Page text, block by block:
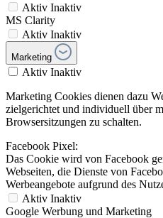
Aktiv Inaktiv
MS Clarity
Aktiv Inaktiv
Marketing
Aktiv Inaktiv
Marketing Cookies dienen dazu
zielgerichtet und individuell über
Browsersitzungen zu schalten.
Facebook Pixel:
Das Cookie wird von Facebook
Webseiten, die Dienste von
Werbeangebote aufgrund des
Aktiv Inaktiv
Google Werbung und Marketing